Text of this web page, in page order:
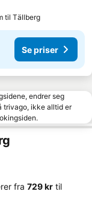
til Tällberg
Se priser
endrer seg
trivago, ikke alltid er
fra ‎729 kr til